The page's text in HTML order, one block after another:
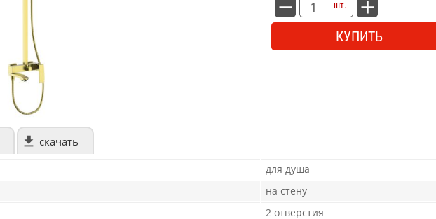
шт.
КУПИТЬ
скачать
для душа
на стену
2 отверстия